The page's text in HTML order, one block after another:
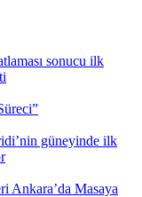
sonucu ilk
güneyinde ilk
Ankara’da Masaya